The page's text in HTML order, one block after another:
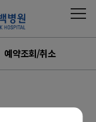
예약조회/취소